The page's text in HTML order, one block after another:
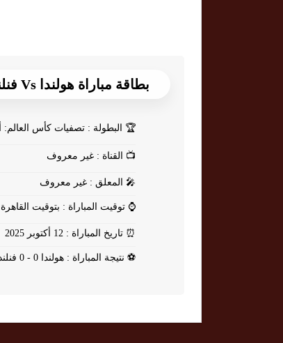
بطاقة مباراة هولندا Vs فنلندا
🏆 البطولة : تصفيات كأس العالم:
📺 القناة : غير معروف
🎤 المعلق : غير معروف
⌚ توقيت المباراة : بتوقيت القاهرة
⏰ تاريخ المباراة : 12 أكتوبر 2025
⚽ نتيجة المباراة : هولندا 0 - 0 فنلندا